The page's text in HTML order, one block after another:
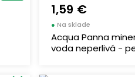
1,59 €
●Na sklade
Acqua Panna
voda neperlivá -